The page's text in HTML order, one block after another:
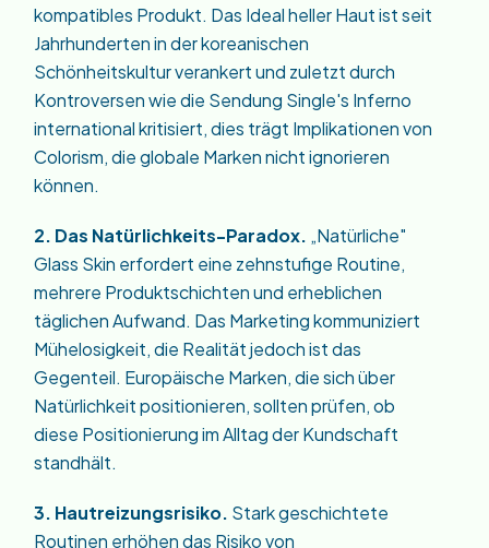
kompatibles Produkt. Das Ideal heller Haut ist seit
Jahrhunderten in der koreanischen
Schönheitskultur verankert und zuletzt durch
Kontroversen wie die Sendung Single's Inferno
international kritisiert, dies trägt Implikationen von
Colorism, die globale Marken nicht ignorieren
können.
2. Das Natürlichkeits-Paradox. „Natürliche"
Glass Skin erfordert eine zehnstufige Routine,
mehrere Produktschichten und erheblichen
täglichen Aufwand. Das Marketing kommuniziert
Mühelosigkeit, die Realität jedoch ist das
Gegenteil. Europäische Marken, die sich über
Natürlichkeit positionieren, sollten prüfen, ob
diese Positionierung im Alltag der Kundschaft
standhält.
3. Hautreizungsrisiko. Stark geschichtete
Routinen erhöhen das Risiko von